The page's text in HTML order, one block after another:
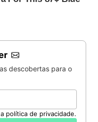
descobertas para o
política de privacidade.